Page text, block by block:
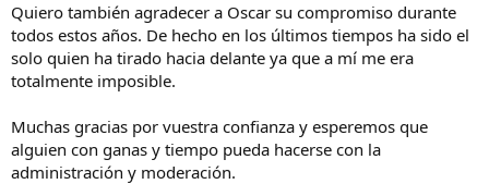
Quiero también agradecer a Oscar su compromiso durante
todos estos años. De hecho en los últimos tiempos ha sido el
solo quien ha tirado hacia delante ya que a mí me era
totalmente imposible.
Muchas gracias por vuestra confianza y esperemos que
alguien con ganas y tiempo pueda hacerse con la
administración y moderación.